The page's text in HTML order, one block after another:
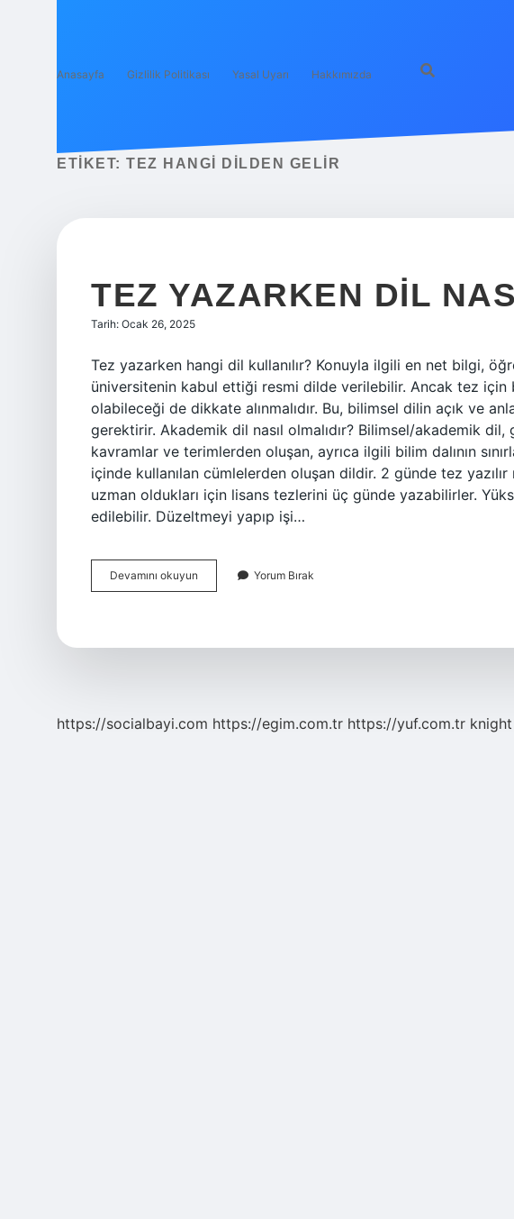
Anasayfa Gizlilik Politikası Yasal Uyarı Hakkımızda
ETIKET: TEZ HANGI DILDEN GELIR
TEZ YAZARKEN DIL
Tarih: Ocak 26, 2025
Tez yazarken hangi dil kullanılır? Konuyla ilgili en net bilgi,
üniversitenin kabul ettiği resmi dilde verilebilir. Ancak tez için
olabileceği de dikkate alınmalıdır. Bu, bilimsel dilin açık ve
gerektirir. Akademik dil nasıl olmalıdır? Bilimsel/akademik
kavramlar ve terimlerden oluşan, ayrıca ilgili bilim dalının
içinde kullanılan cümlelerden oluşan dildir. 2 günde tez
uzman oldukları için lisans tezlerini üç günde yazabilirler.
edilebilir. Düzeltmeyi yapıp işi…
Devamını okuyun
Yazarken
Yorum Bırak
https://socialbayi.com https://egim.com.tr https://yuf.com.tr